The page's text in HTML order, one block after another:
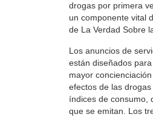
drogas por primera
un componente vital
de La Verdad Sobre
Los anuncios de
están diseñados
mayor
efectos de las
índices de consumo,
que se emitan. Los